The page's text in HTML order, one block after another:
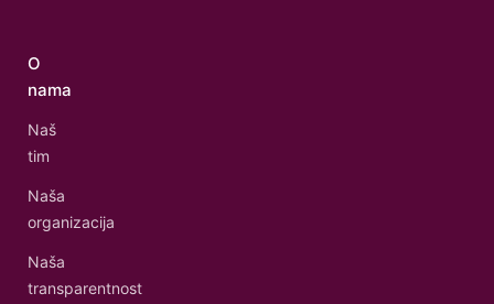
O
nama
Naš
tim
Naša
organizacija
Naša
transparentnost